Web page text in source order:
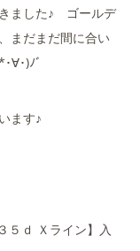
ました♪ ゴールデ
まだまだ間に合い
∀･)ﾉﾞ
ます♪
５ｄ Ｘライン】入